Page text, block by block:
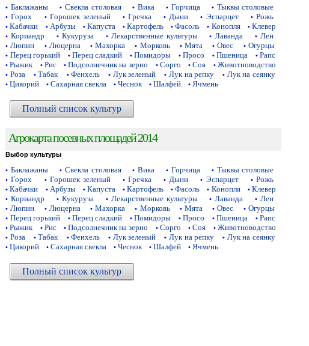
• Баклажаны • Свекла столовая • Вика • Горчица • Тыквы столовые
• Горох • Горошек зеленый • Гречка • Дыни • Эспарцет • Рожь
• Кабачки • Арбузы • Капуста • Картофель • Фасоль • Конопля • Клевер
• Кориандр • Кукуруза • Лекарственные культуры • Лаванда • Лен
• Люпин • Люцерна • Махорка • Морковь • Мята • Овес • Огурцы
• Перец горький • Перец сладкий • Помидоры • Просо • Пшеница • Рапс
• Рыжик • Рис • Подсолнечник на зерно • Сорго • Соя • Животноводство
• Роза • Табак • Фенхель • Лук зеленый • Лук на репку • Лук на сеянку
• Цикорий • Сахарная свекла • Чеснок • Шалфей • Ячмень
Полный список культур
Агрокарта посевных площадей 2014
Выбор культуры
• Баклажаны • Свекла столовая • Вика • Горчица • Тыквы столовые
• Горох • Горошек зеленый • Гречка • Дыни • Эспарцет • Рожь
• Кабачки • Арбузы • Капуста • Картофель • Фасоль • Конопля • Клевер
• Кориандр • Кукуруза • Лекарственные культуры • Лаванда • Лен
• Люпин • Люцерна • Махорка • Морковь • Мята • Овес • Огурцы
• Перец горький • Перец сладкий • Помидоры • Просо • Пшеница • Рапс
• Рыжик • Рис • Подсолнечник на зерно • Сорго • Соя • Животноводство
• Роза • Табак • Фенхель • Лук зеленый • Лук на репку • Лук на сеянку
• Цикорий • Сахарная свекла • Чеснок • Шалфей • Ячмень
Полный список культур